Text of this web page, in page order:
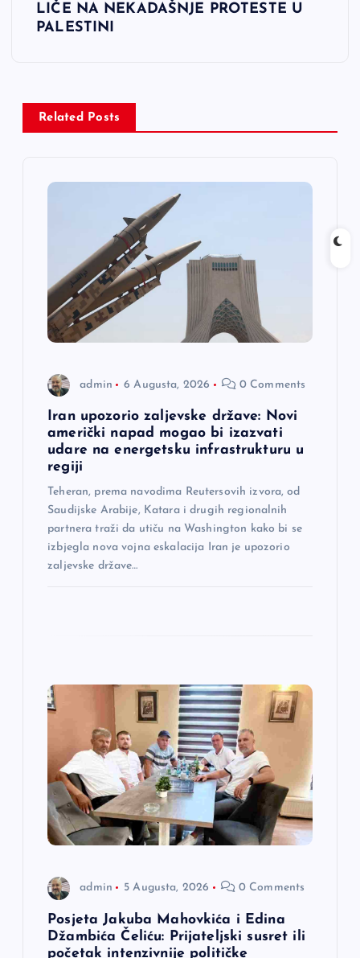
a
LIČE NA NEKADAŠNJE PROTESTE U
PALESTINI
Related Posts
admin 6 Augusta, 2026 0 Comments
Iran upozorio zaljevske države: Novi
američki napad mogao bi izazvati
udare na energetsku infrastrukturu u
regiji
Teheran, prema navodima Reutersovih izvora, od
Saudijske Arabije, Katara i drugih regionalnih
partnera traži da utiču na Washington kako bi se
izbjegla nova vojna eskalacija Iran je upozorio
zaljevske države…
admin 5 Augusta, 2026 0 Comments
Posjeta Jakuba Mahovkića i Edina
Džambića Čeliću: Prijateljski susret ili
početak intenzivnije političke